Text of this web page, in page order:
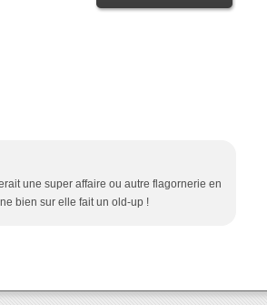
une super affaire ou autre flagornerie en
bien sur elle fait un old-up !